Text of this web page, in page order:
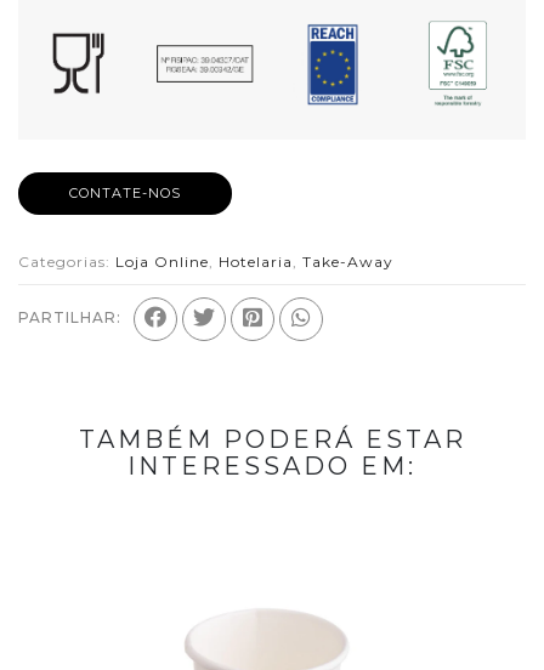
CONTATE-NOS
Categorias: Loja Online, Hotelaria , Take-Away
PARTILHAR:
TAMBÉM PODERÁ ESTAR
INTERESSADO EM: